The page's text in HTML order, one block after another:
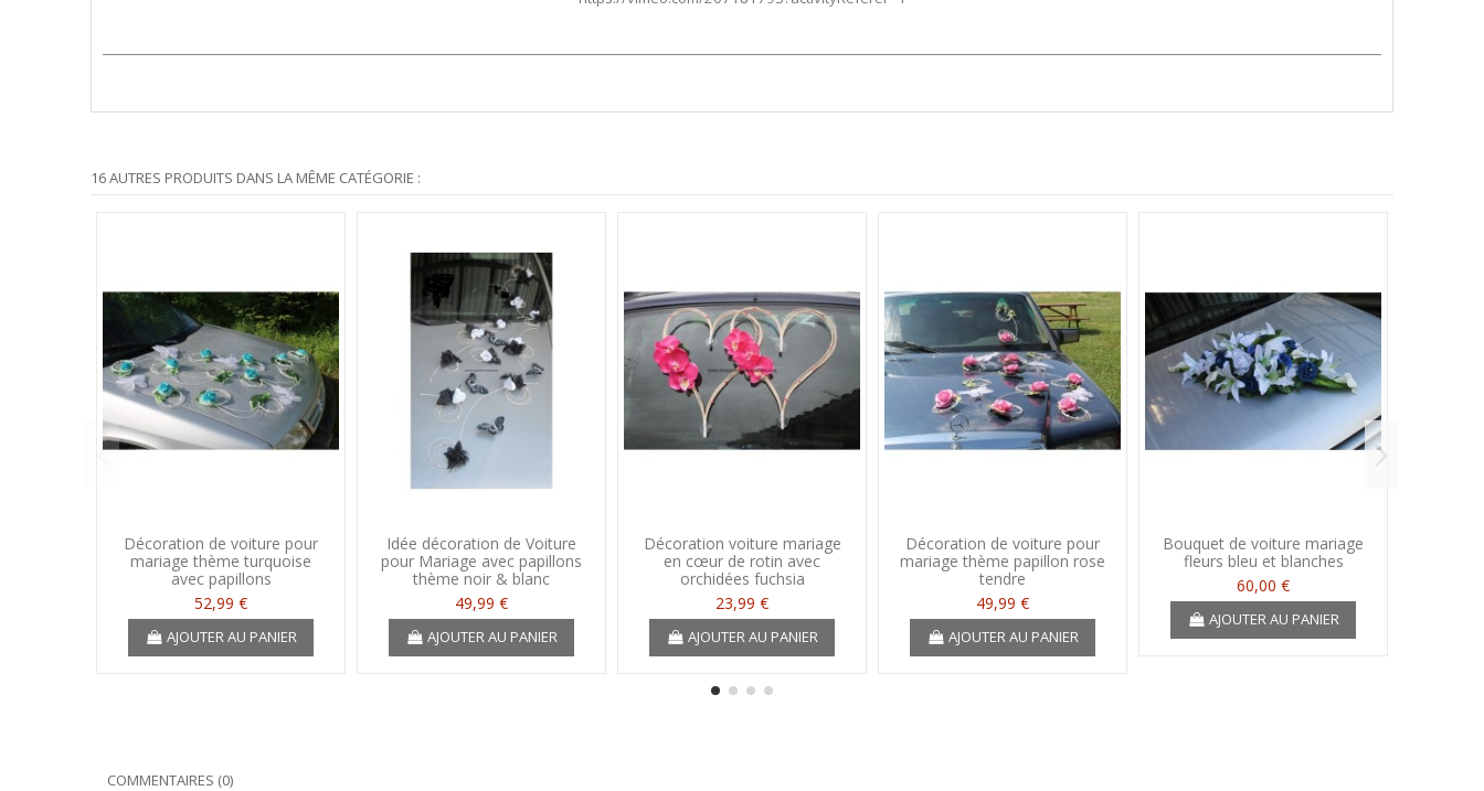
16 AUTRES PRODUITS DANS LA MÊME CATÉGORIE :
Décoration de voiture pour
mariage thème turquoise
avec papillons
52,99 €
AJOUTER AU PANIER
Idée décoration de Voiture
pour Mariage avec papillons
thème noir & blanc
49,99 €
AJOUTER AU PANIER
Décoration voiture mariage
en cœur de rotin avec
orchidées fuchsia
23,99 €
AJOUTER AU PANIER
Décoration de voiture pour
mariage thème papillon rose
tendre
49,99 €
AJOUTER AU PANIER
Bouquet de voiture mariage
fleurs bleu et blanches
60,00 €
AJOUTER AU PANIER
COMMENTAIRES (0)